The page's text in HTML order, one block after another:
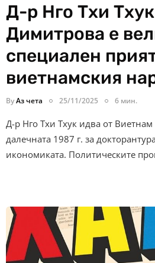
Д-р Нго Тхи
Димитрова е
специален
виетнамския
ByАз чета 25/11/2025 6 мин.
Д-р Нго Тхи Тхук идва от
далечната 1987 г. за
икономиката. Политическите